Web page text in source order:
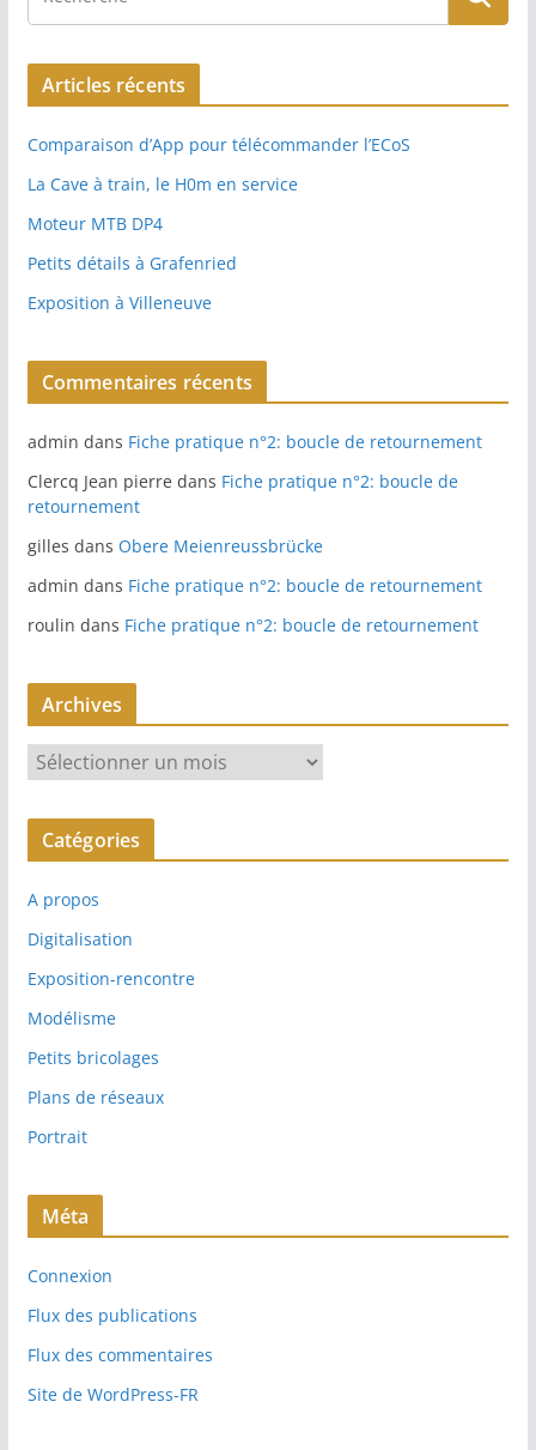
Articles récents
Comparaison d’App pour télécommander l’ECoS
La Cave à train, le H0m en service
Moteur MTB DP4
Petits détails à Grafenried
Exposition à Villeneuve
Commentaires récents
admin dans Fiche pratique n°2: boucle de retournement
Clercq Jean pierre dans Fiche pratique n°2: boucle de
retournement
gilles dans Obere Meienreussbrücke
admin dans Fiche pratique n°2: boucle de retournement
roulin dans Fiche pratique n°2: boucle de retournement
Archives
c
v
e
s
Catégories
A propos
Digitalisation
Exposition-rencontre
Modélisme
Petits bricolages
Plans de réseaux
Portrait
Méta
Connexion
Flux des publications
Flux des commentaires
Site de WordPress-FR